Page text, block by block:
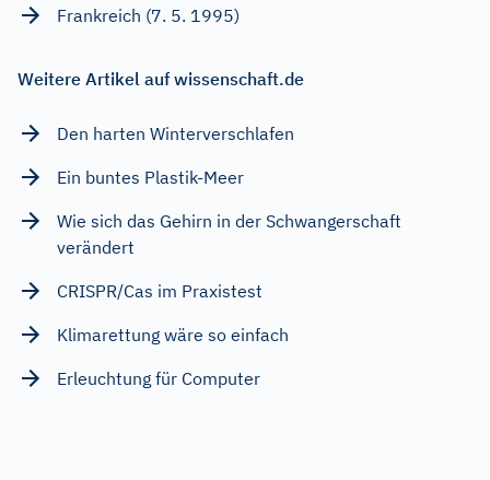
Frankreich (7. 5. 1995)
Weitere Artikel auf wissenschaft.de
Den harten Winterverschlafen
Ein buntes Plastik-Meer
Wie sich das Gehirn in der Schwangerschaft
verändert
CRISPR/Cas im Praxistest
Klimarettung wäre so einfach
Erleuchtung für Computer